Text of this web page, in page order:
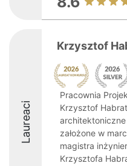
Laureaci
Krzysztof
Pracownia
Krzysztof
założone w
magistra
Krzysztofa